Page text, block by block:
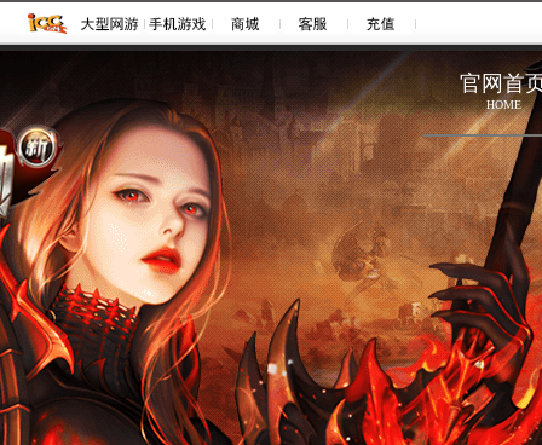
官网首
HOME